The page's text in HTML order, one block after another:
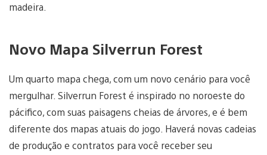
madeira.
Novo Mapa Silverrun Forest
Um quarto mapa chega, com um novo cenário para você
mergulhar. Silverrun Forest é inspirado no noroeste do
pácifico, com suas paisagens cheias de árvores, e é bem
diferente dos mapas atuais do jogo. Haverá novas cadeias
de produção e contratos para você receber seu